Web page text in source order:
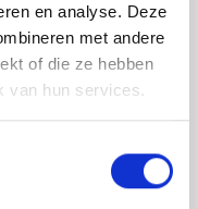
en analyse. Deze
met andere
of die ze hebben
van hun services.
Dollar